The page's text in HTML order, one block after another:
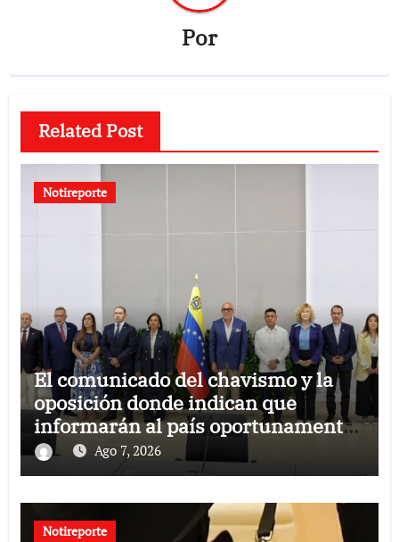
Por
Related Post
Notireporte
El comunicado del chavismo y la
oposición donde indican que
informarán al país oportunamente
sobre los avances alcanzado
Ago 7, 2026
Notireporte